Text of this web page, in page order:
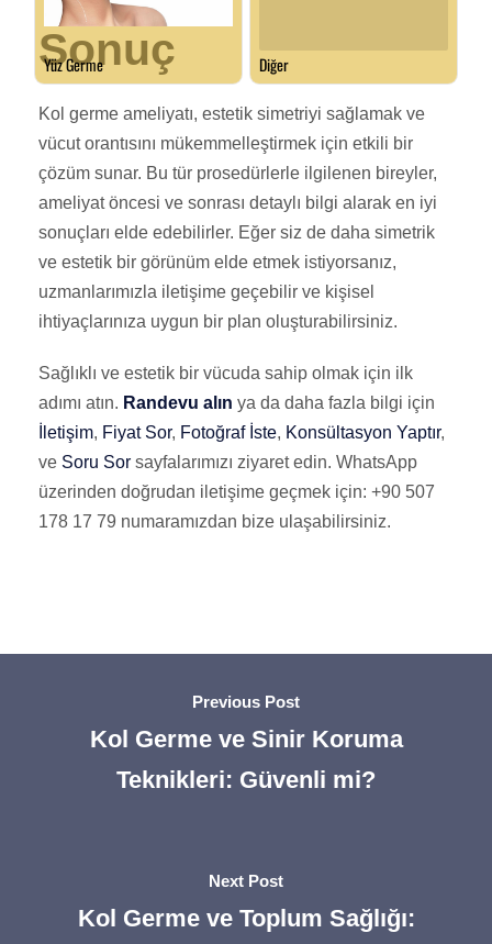
Sonuç
Kol germe ameliyatı, estetik simetriyi sağlamak ve
vücut orantısını mükemmelleştirmek için etkili bir
çözüm sunar. Bu tür prosedürlerle ilgilenen bireyler,
ameliyat öncesi ve sonrası detaylı bilgi alarak en iyi
sonuçları elde edebilirler. Eğer siz de daha simetrik
ve estetik bir görünüm elde etmek istiyorsanız,
uzmanlarımızla iletişime geçebilir ve kişisel
ihtiyaçlarınıza uygun bir plan oluşturabilirsiniz.
Sağlıklı ve estetik bir vücuda sahip olmak için ilk
adımı atın. Randevu alın ya da daha fazla bilgi için
İletişim, Fiyat Sor, Fotoğraf İste, Konsültasyon Yaptır,
ve Soru Sor sayfalarımızı ziyaret edin. WhatsApp
üzerinden doğrudan iletişime geçmek için: +90 507
178 17 79 numaramızdan bize ulaşabilirsiniz.
Previous Post
Kol Germe ve Sinir Koruma
Teknikleri: Güvenli mi?
Next Post
Kol Germe ve Toplum Sağlığı: